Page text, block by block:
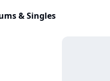
& Singles